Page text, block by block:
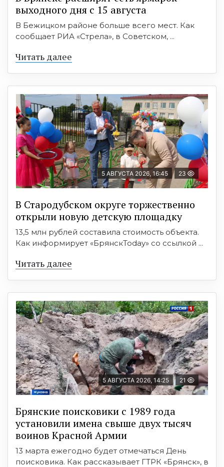
выходного дня с 15 августа
В Бежицком районе больше всего мест. Как
сообщает РИА «Стрела», в Советском, ...
Читать далее
5 АВГУСТА 2026, 16:45 23
В Стародубском округе торжественно
открыли новую детскую площадку
13,5 млн рублей составила стоимость объекта.
Как информирует «БрянскToday» со ссылкой ...
Читать далее
5 АВГУСТА 2026, 14:25 21
Брянские поисковики с 1989 года
установили имена свыше двух тысяч
воинов Красной Армии
13 марта ежегодно будет отмечаться День
поисковика. Как рассказывает ГТРК «Брянск», в